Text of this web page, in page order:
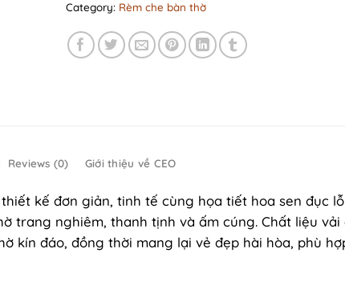
Category: Rèm che bàn thờ
Reviews (0) Giới thiệu về CEO
kế đơn giản, tinh tế cùng họa tiết hoa sen đục
trang nghiêm, thanh tịnh và ấm cúng. Chất liệu vải
kín đáo, đồng thời mang lại vẻ đẹp hài hòa, phù